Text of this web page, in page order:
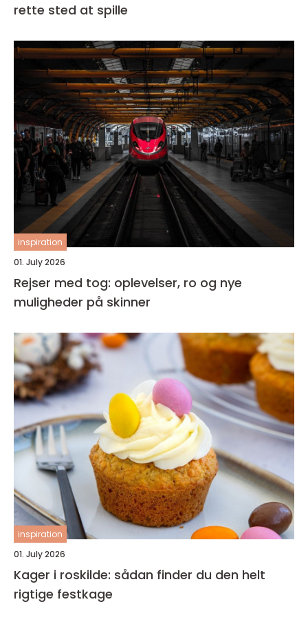
rette sted at spille
inspiration
01. July 2026
Rejser med tog: oplevelser, ro og nye
muligheder på skinner
inspiration
01. July 2026
Kager i roskilde: sådan finder du den helt
rigtige festkage